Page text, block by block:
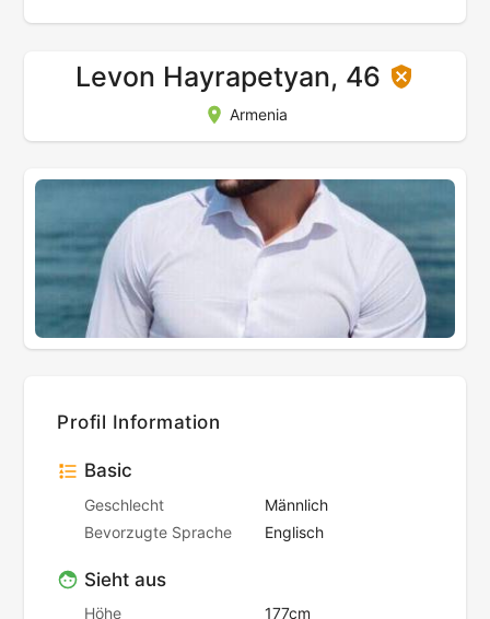
Levon Hayrapetyan, 46
Armenia
Profil Information
Basic
Geschlecht
Männlich
Bevorzugte Sprache
Englisch
Sieht aus
Höhe 177cm